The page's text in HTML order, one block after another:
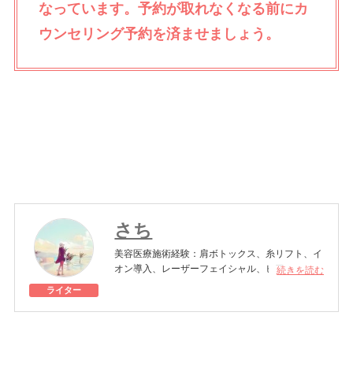
なっています。予約が取れなくなる前にカ
ウンセリング予約を済ませましょう。
ライター
さち
美容医療施術経験：肩ボトックス、糸リフト、イ
オン導入、レーザーフェイシャル、ヒアルロン酸
続きを読む